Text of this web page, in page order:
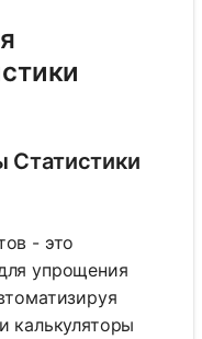
Статистики
- это
упрощения
калькуляторы